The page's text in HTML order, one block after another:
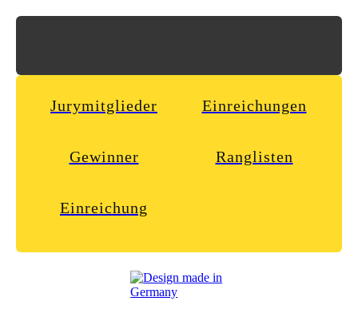
Jurymitglieder Einreichungen
Gewinner Ranglisten
Einreichung